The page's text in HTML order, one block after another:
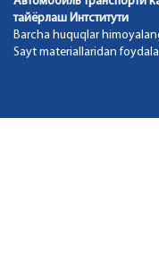
тайёрлаш Интститути
Barcha huquqlar
Sayt materiallaridan